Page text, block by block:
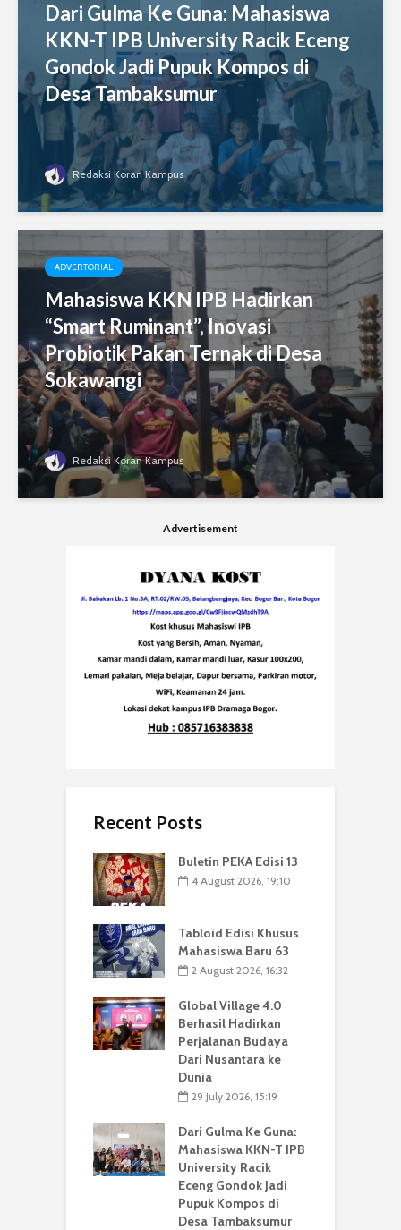
Dari Gulma Ke Guna: Mahasiswa
KKN-T IPB University Racik Eceng
Gondok Jadi Pupuk Kompos di
Desa Tambaksumur
Redaksi Koran Kampus
ADVERTORIAL
Mahasiswa KKN IPB Hadirkan
“Smart Ruminant”, Inovasi
Probiotik Pakan Ternak di Desa
Sokawangi
Redaksi Koran Kampus
Advertisement
Recent Posts
Buletin PEKA Edisi 13
4 August 2026, 19:10
Tabloid Edisi Khusus
Mahasiswa Baru 63
2 August 2026, 16:32
Global Village 4.0
Berhasil Hadirkan
Perjalanan Budaya
Dari Nusantara ke
Dunia
29 July 2026, 15:19
Dari Gulma Ke Guna:
Mahasiswa KKN-T IPB
University Racik
Eceng Gondok Jadi
Pupuk Kompos di
Desa Tambaksumur